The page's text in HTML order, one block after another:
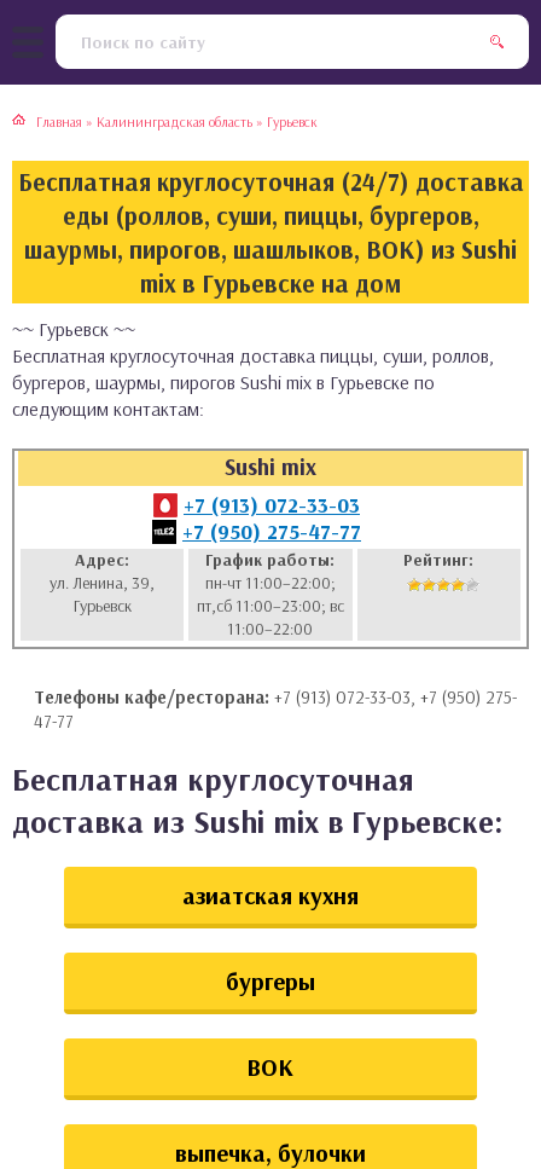
Главная » Калининградская область » Гурьевск
Бесплатная круглосуточная (24/7) доставка
еды (роллов, суши, пиццы, бургеров,
шаурмы, пирогов, шашлыков, ВОК) из Sushi
mix в Гурьевске на дом
~~ Гурьевск ~~
Бесплатная круглосуточная доставка пиццы, суши, роллов,
бургеров, шаурмы, пирогов Sushi mix в Гурьевске по
следующим контактам:
Sushi mix
+7 (913) 072-33-03
+7 (950) 275-47-77
Адрес:
ул. Ленина, 39,
Гурьевск
График работы:
пн-чт 11:00–22:00;
пт,сб 11:00–23:00; вс
11:00–22:00
Рейтинг:
Телефоны кафе/ресторана: +7 (913) 072-33-03, +7 (950) 275-
47-77
Бесплатная круглосуточная
доставка из Sushi mix в Гурьевске:
азиатская кухня
бургеры
ВОК
выпечка, булочки
кухня
кухня
кухня
кухня
булочки